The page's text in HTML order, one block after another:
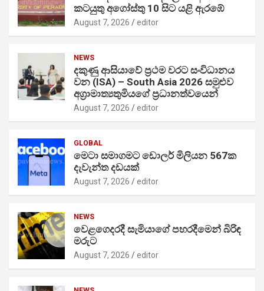
කටයුතු අගෝස්තු 10 සිට යළි ඇරඹේ
August 7, 2026 editor
NEWS
දකුණු ආසියාවේ ප්‍රථම වරට සංවිධානය
වන (ISA) – South Asia 2026 සමුළුව
අග්‍රාමාත්‍යතුමියගේ ප්‍රධානත්වයෙන්
August 7, 2026 editor
GLOBAL
මෙටා සමාගමට ඩොලර් මිලියන 567ක
දැවැන්ත දඩයක්
August 7, 2026 editor
NEWS
වෙළගෙදරදී සැමියාගේ පහරදීමෙන් බිරිඳ
මරුට
August 7, 2026 editor